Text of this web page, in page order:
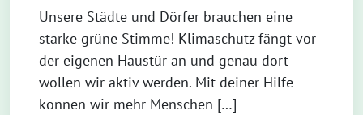
Unsere Städte und Dörfer brauchen eine
starke grüne Stimme! Klimaschutz fängt vor
der eigenen Haustür an und genau dort
wollen wir aktiv werden. Mit deiner Hilfe
können wir mehr Menschen […]